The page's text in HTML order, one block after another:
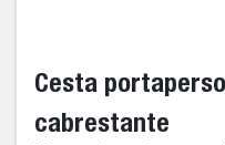
Cesta
cabrestante